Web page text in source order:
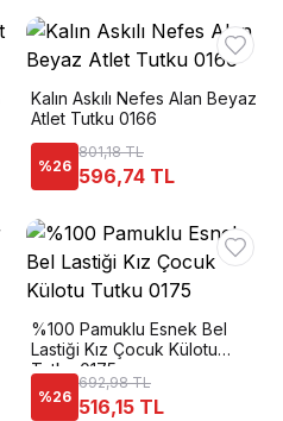
Kalın Askılı Nefes Alan Beyaz
Atlet Tutku 0166
%26
801,18 TL
596,74 TL
%100 Pamuklu Esnek Bel
Lastiği Kız Çocuk Külotu
Tutku 0175
%26
692,98 TL
516,15 TL